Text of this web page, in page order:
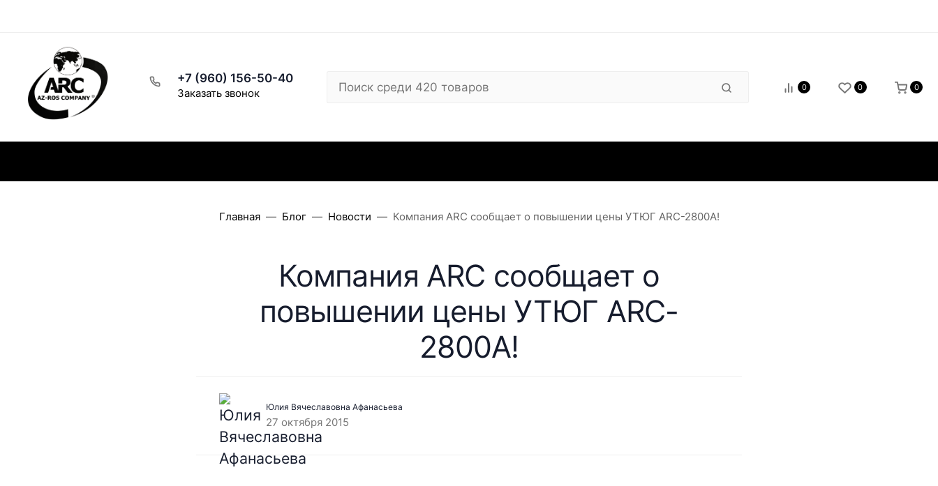
+7 (960) 156-50-40
Заказать звонок 0 0 0
Главная Блог Новости Компания ARC сообщает о повышении цены УТЮГ ARC-2800A!
Компания ARC сообщает о
повышении цены УТЮГ ARC-
2800A!
Юлия Вячеславовна Афанасьева
27 октября 2015